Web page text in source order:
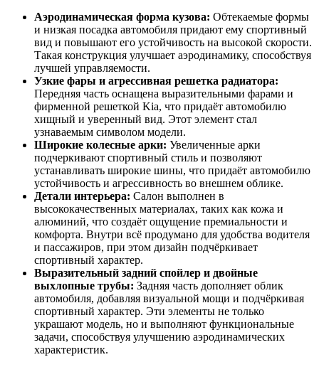
Аэродинамическая форма кузова: Обтекаемые формы
и низкая посадка автомобиля придают ему спортивный
вид и повышают его устойчивость на высокой скорости.
Такая конструкция улучшает аэродинамику, способствуя
лучшей управляемости.
Узкие фары и агрессивная решетка радиатора:
Передняя часть оснащена выразительными фарами и
фирменной решеткой Kia, что придаёт автомобилю
хищный и уверенный вид. Этот элемент стал
узнаваемым символом модели.
Широкие колесные арки: Увеличенные арки
подчеркивают спортивный стиль и позволяют
устанавливать широкие шины, что придаёт автомобилю
устойчивость и агрессивность во внешнем облике.
Детали интерьера: Салон выполнен в
высококачественных материалах, таких как кожа и
алюминий, что создаёт ощущение премиальности и
комфорта. Внутри всё продумано для удобства водителя
и пассажиров, при этом дизайн подчёркивает
спортивный характер.
Выразительный задний спойлер и двойные
выхлопные трубы: Задняя часть дополняет облик
автомобиля, добавляя визуальной мощи и подчёркивая
спортивный характер. Эти элементы не только
украшают модель, но и выполняют функциональные
задачи, способствуя улучшению аэродинамических
характеристик.